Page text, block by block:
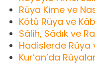
Rüya Kime ve
Kötü Rüya ve
Sâlih, Sâdık ve
Hadislerde Rüya
Kur’an’da Rüyalar